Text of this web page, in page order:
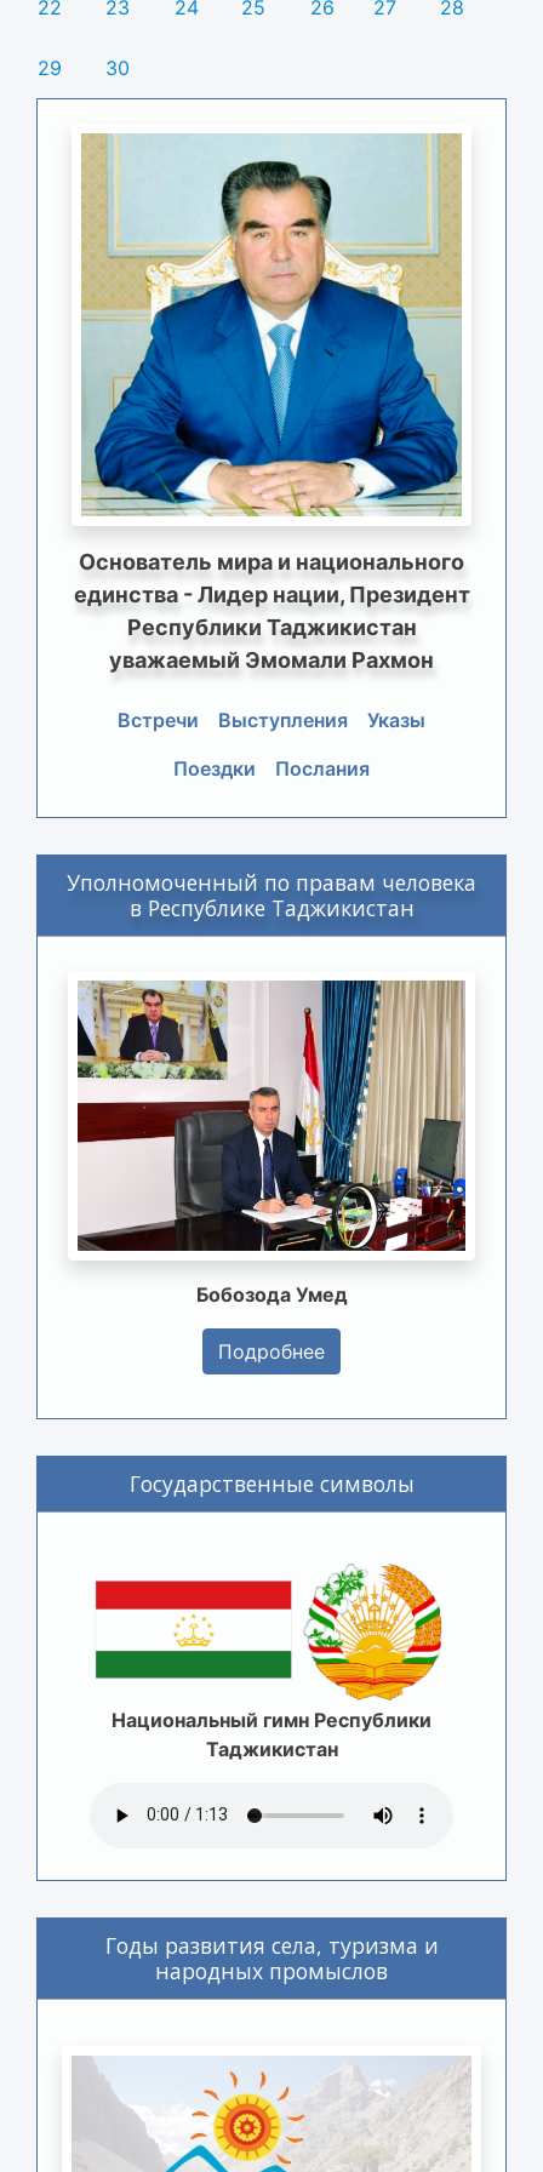
22 23 24 25 26 27 28
29 30
Основатель мира и национального
единства - Лидер нации, Президент
Республики Таджикистан
уважаемый Эмомали Рахмон
Встречи Выступления
Указы
Поездки
Послания
Уполномоченный по правам человека
в Республике Таджикистан
Бобозода Умед
Подробнее
Государственные символы
Национальный гимн Республики
Таджикистан
Годы развития села, туризма и
народных промыслов